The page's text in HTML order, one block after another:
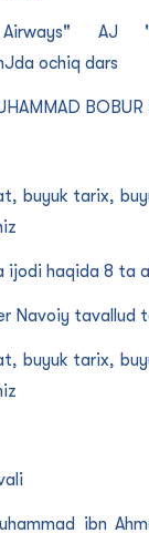
AJ
ochiq dars
buyuk tarix,
ijodi haqida 8 ta
Navoiy tavallud
buyuk tarix,
ibn